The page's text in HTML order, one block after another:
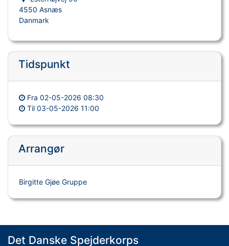
4550 Asnæs
Danmark
Tidspunkt
Fra 02-05-2026 08:30
Til 03-05-2026 11:00
Arrangør
Birgitte Gjøe Gruppe
Det Danske Spejderkorps